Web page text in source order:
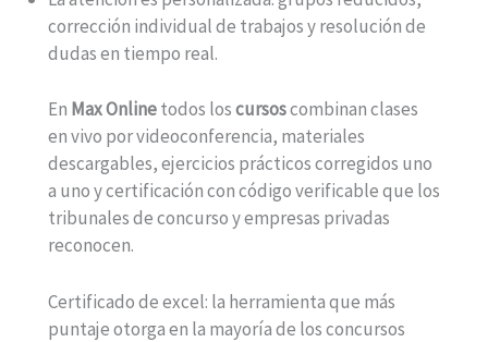
corrección individual de trabajos y resolución de
dudas en tiempo real.
En Max Onlinetodos loscursoscombinan clases
en vivo por videoconferencia, materiales
descargables, ejercicios prácticos corregidos uno
a uno y certificación con código verificable que los
tribunales de concurso y empresas privadas
reconocen.
Certificado de excel: la herramienta que más
puntaje otorga en la mayoría de los concursos